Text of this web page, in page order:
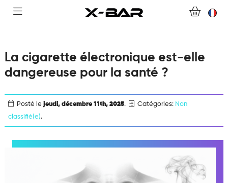
NOUS CONTACTER
DEVENIR REVENDEUR
La cigarette électronique est-elle
dangereuse pour la santé ?
Posté le jeudi, décembre 11th, 2025. Catégories: Non
classifié(e).